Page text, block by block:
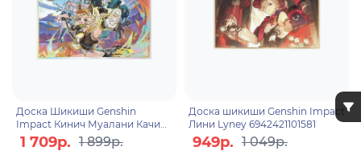
Доска Шикиши Genshin
Impact Кинич Муалани Качина
Path of Glory and Blazing Sun
1 709р. 1 899р.
Доска шикиши Genshin Impact
Лини Lyney 6942421101581
949р. 1 049р.